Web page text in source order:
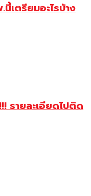
เตรียมอะไรบ้าง
รายละเอียดไปติด